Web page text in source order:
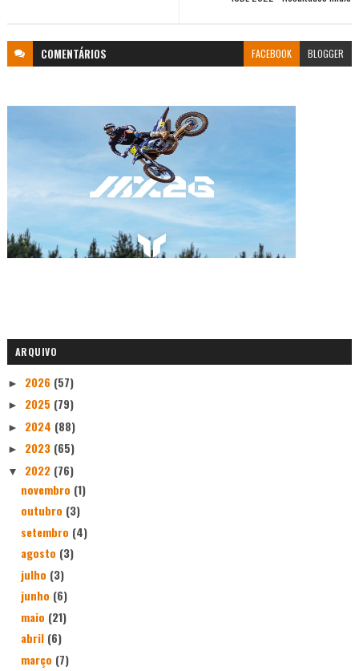
COMENTÁRIOS FACEBOOK BLOGGER
ARQUIVO
► 2026 (57)
► 2025 (79)
► 2024 (88)
► 2023 (65)
▼ 2022 (76)
novembro (1)
outubro (3)
setembro (4)
agosto (3)
julho (3)
junho (6)
maio (21)
abril (6)
março (7)